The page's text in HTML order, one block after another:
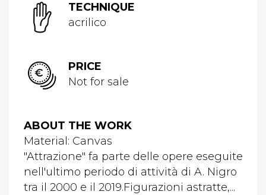
TECHNIQUE
acrilico
PRICE
Not for sale
ABOUT THE WORK
Material: Canvas
"Attrazione" fa parte delle opere eseguite
nell'ultimo periodo di attività di A. Nigro
tra il 2000 e il 2019.Figurazioni astratte,...